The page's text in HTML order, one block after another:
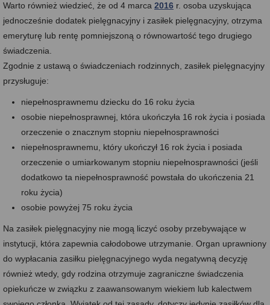
Warto również wiedzieć, że od 4 marca 2016 r. osoba uzyskująca
jednocześnie dodatek pielęgnacyjny i zasiłek pielęgnacyjny, otrzyma
emeryturę lub rentę pomniejszoną o równowartość tego drugiego
świadczenia.
Zgodnie z ustawą o świadczeniach rodzinnych, zasiłek pielęgnacyjny
przysługuje:
niepełnosprawnemu dziecku do 16 roku życia
osobie niepełnosprawnej, która ukończyła 16 rok życia i posiada
orzeczenie o znacznym stopniu niepełnosprawności
niepełnosprawnemu, który ukończył 16 rok życia i posiada
orzeczenie o umiarkowanym stopniu niepełnosprawności (jeśli
dodatkowo ta niepełnosprawność powstała do ukończenia 21
roku życia)
osobie powyżej 75 roku życia
Na zasiłek pielęgnacyjny nie mogą liczyć osoby przebywające w
instytucji, która zapewnia całodobowe utrzymanie. Organ uprawniony
do wypłacania zasiłku pielęgnacyjnego wyda negatywną decyzję
również wtedy, gdy rodzina otrzymuje zagraniczne świadczenia
opiekuńcze w związku z zaawansowanym wiekiem lub kalectwem